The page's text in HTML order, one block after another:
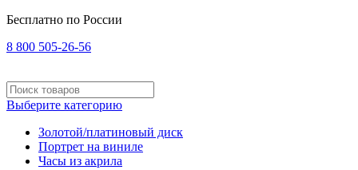
Бесплатно по России
8 800 505-26-56
Выберите категорию
Золотой/платиновый диск
Портрет на виниле
Часы из акрила